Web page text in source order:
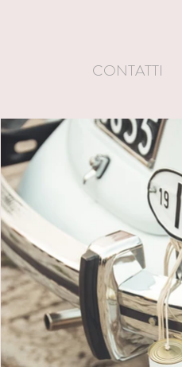
CONTATTI